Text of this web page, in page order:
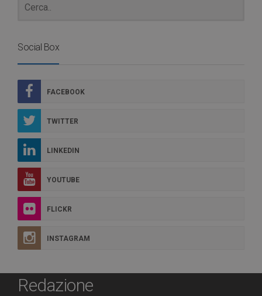
Social Box
FACEBOOK
TWITTER
LINKEDIN
YOUTUBE
FLICKR
INSTAGRAM
Redazione